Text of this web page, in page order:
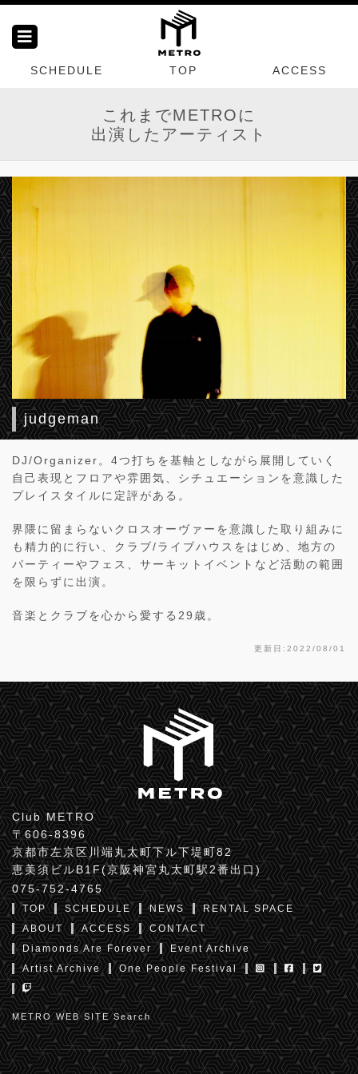
SCHEDULE TOP ACCESS
これまでMETROに
出演したアーティスト
judgeman
DJ/Organizer。4つ打ちを基軸としながら展開していく
自己表現とフロアや雰囲気、シチュエーションを意識した
プレイスタイルに定評がある。
界隈に留まらないクロスオーヴァーを意識した取り組みに
も精力的に行い、クラブ/ライブハウスをはじめ、地方の
パーティーやフェス、サーキットイベントなど活動の範囲
を限らずに出演。
音楽とクラブを心から愛する29歳。
更新日:2022/08/01
Club METRO
〒606-8396
京都市左京区川端丸太町下ル下堤町82
恵美須ビルB1F(京阪神宮丸太町駅2番出口)
075-752-4765
TOP SCHEDULE NEWS
RENTAL SPACE
ABOUT
ACCESS
CONTACT
Diamonds Are Forever
Event Archive
Artist Archive
One People Festival
METRO WEB SITE Search